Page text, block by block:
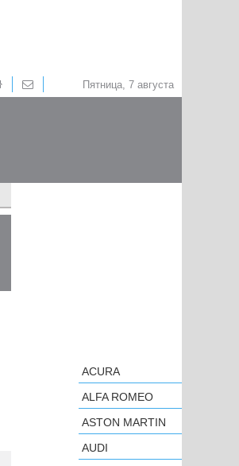
Пятница, 7 августа
ACURA
ALFA ROMEO
ASTON MARTIN
AUDI